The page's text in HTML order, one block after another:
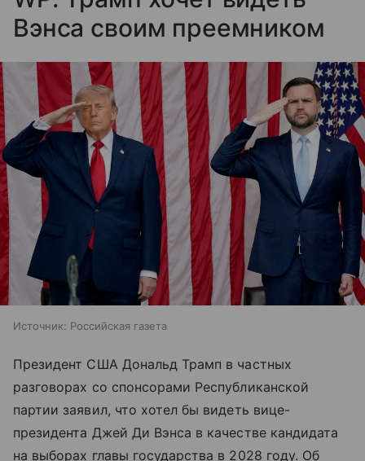
Вэнса своим преемником
Источник: Российская газета
Президент США Дональд Трамп в частных
разговорах со спонсорами Республиканской
партии заявил, что хотел бы видеть вице-
президента Джей Ди Вэнса в качестве кандидата
на выборах главы государства в 2028 году. Об